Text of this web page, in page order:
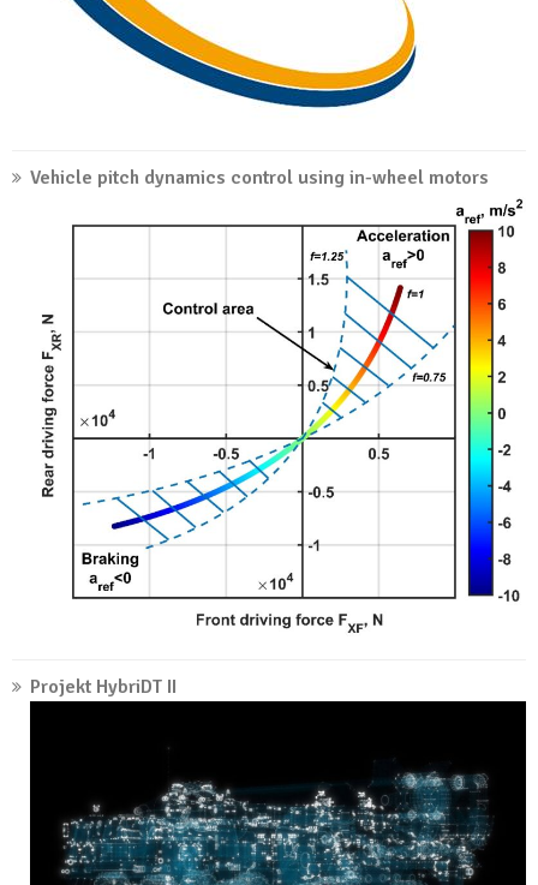
Vehicle pitch dynamics control using in-wheel motors
Projekt HybriDT II